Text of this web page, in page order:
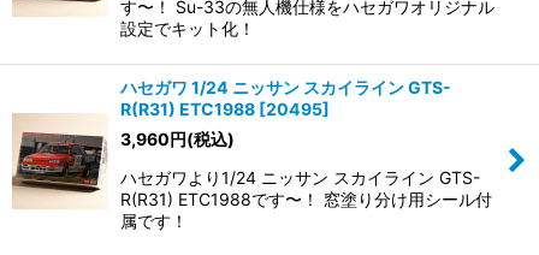
す〜！ Su-33の無人機仕様をハセガワオリジナル
設定でキット化！
ハセガワ 1/24 ニッサン スカイライン GTS-
R(R31) ETC1988 [20495]
3,960円(税込)
ハセガワより1/24 ニッサン スカイライン GTS-
R(R31) ETC1988です〜！ 窓塗り分け用シール付
属です！